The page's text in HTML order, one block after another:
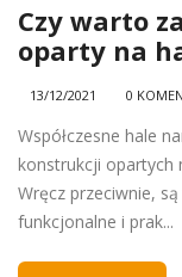
Czy warto
oparty na
13/12/2021 0
Współczesne hale
konstrukcji opartych
Wręcz przeciwnie,
funkcjonalne i prak...